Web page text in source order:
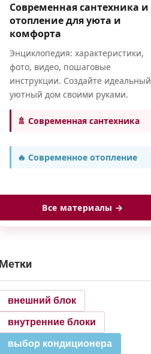
Современная сантехника и
отопление для уюта и
комфорта
Энциклопедия: характеристики,
фото, видео, пошаговые
инструкции. Создайте идеальный
уютный дом своими руками.
🚿 Современная сантехника
🔥 Современное отопление
Все материалы →
Метки
внешний блок
внутренние блоки
выбор кондиционера